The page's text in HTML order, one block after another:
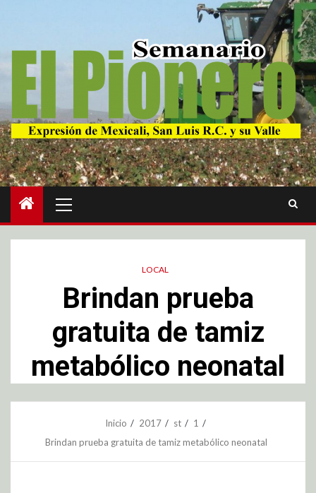
LOCAL
Brindan prueba
gratuita de tamiz
metabólico neonatal
Inicio 2017 st
1
Brindan prueba gratuita de tamiz metabólico neonatal